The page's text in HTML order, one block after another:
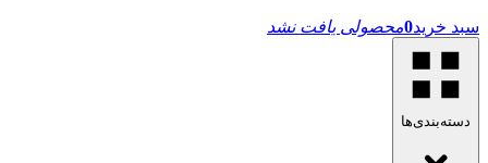
سبد خرید0محصولی یافت نشد
دسته‌بندی‌ها